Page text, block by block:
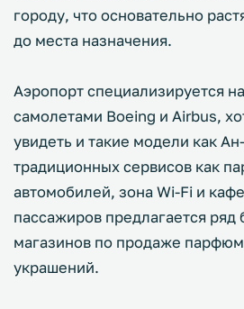
городу, что основательно
до места назначения.
Аэропорт специализируется
самолетами Boeing и Airbus,
увидеть и такие модели как
традиционных сервисов как
автомобилей, зона Wi-Fi и
пассажиров предлагается ряд
магазинов по продаже
украшений.